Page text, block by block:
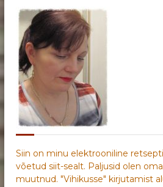
Siin on minu elektrooniline
võetud siit-sealt. Paljusid olen
muutnud. "Vihikusse" kirjutamist